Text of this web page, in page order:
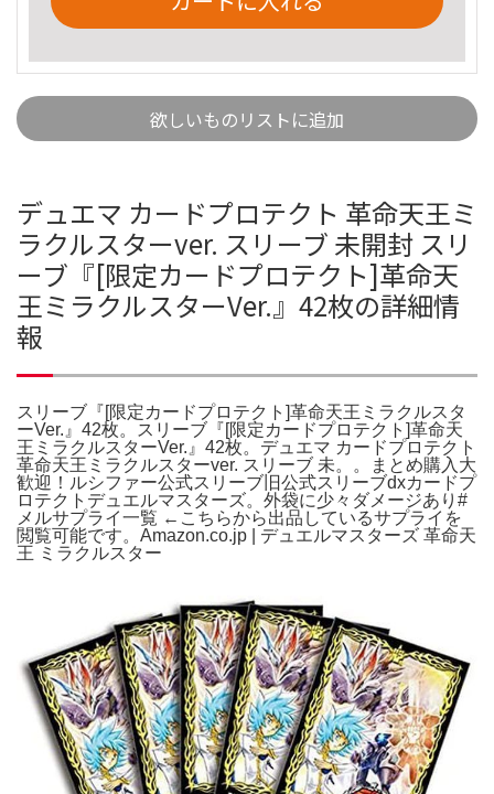
欲しいものリストに追加
デュエマ カードプロテクト 革命天王ミ
ラクルスターver. スリーブ 未開封 スリ
ーブ『[限定カードプロテクト]革命天
王ミラクルスターVer.』42枚の詳細情
報
スリーブ『[限定カードプロテクト]革命天王ミラクルスタ
ーVer.』42枚。スリーブ『[限定カードプロテクト]革命天
王ミラクルスターVer.』42枚。デュエマ カードプロテクト
革命天王ミラクルスターver. スリーブ 未。。まとめ購入大
歓迎！ルシファー公式スリーブ旧公式スリーブdxカードプ
ロテクトデュエルマスターズ。外袋に少々ダメージあり#
メルサプライ一覧 ←こちらから出品しているサプライを
閲覧可能です。Amazon.co.jp | デュエルマスターズ 革命天
王 ミラクルスター